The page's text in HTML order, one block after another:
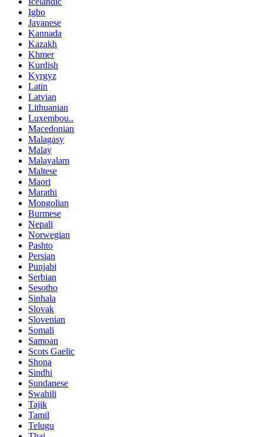
Igbo
Javanese
Kannada
Kazakh
Khmer
Kurdish
Kyrgyz
Latin
Latvian
Lithuanian
Luxembou..
Macedonian
Malagasy
Malay
Malayalam
Maltese
Maori
Marathi
Mongolian
Burmese
Nepali
Norwegian
Pashto
Persian
Punjabi
Serbian
Sesotho
Sinhala
Slovak
Slovenian
Somali
Samoan
Scots Gaelic
Shona
Sindhi
Sundanese
Swahili
Tajik
Tamil
Telugu